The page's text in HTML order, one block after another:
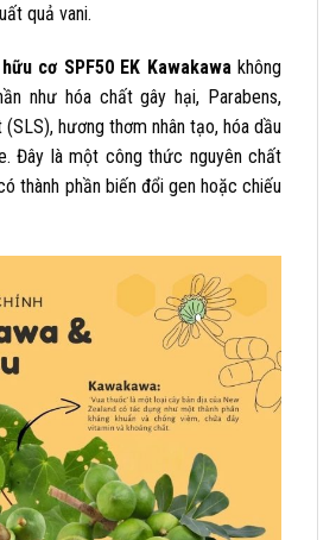
quả vani.
cơ SPF50 EK Kawakawakhông
như hóa chất gây hại, Parabens,
(SLS), hương thơm nhân tạo, hóa dầu
Đây là một công thức nguyên chất
thành phần biến đổi gen hoặc chiếu